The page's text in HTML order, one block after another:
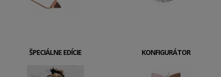
ŠPECIÁLNE EDÍCIE KONFIGURÁTOR